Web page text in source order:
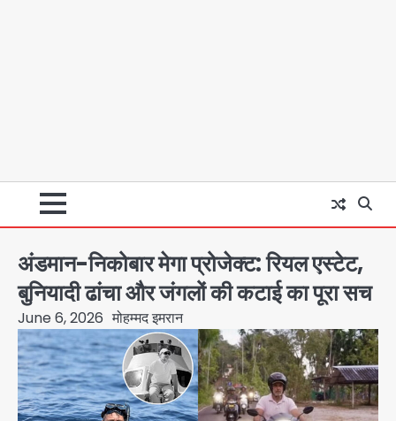
अंडमान-निकोबार मेगा प्रोजेक्ट: रियल एस्टेट,
बुनियादी ढांचा और जंगलों की कटाई का पूरा सच
June 6, 2026 मोहम्मद इमरान